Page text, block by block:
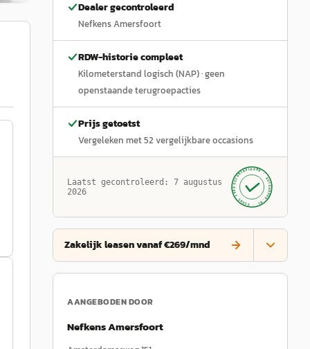
Dealer gecontroleerd
Nefkens Amersfoort
RDW-historie compleet
Kilometerstand logisch (NAP)· geen
openstaande terugroepacties
Prijs getoetst
Vergeleken met52 vergelijkbare occasions
Laatst gecontroleerd: 7 augustus
2026
GECONTROLEERD ·
AUTOKOPEN.NL
· SINDS 1999 ·
Zakelijk leasen vanaf €269/mnd
AANGEBODEN DOOR
Nefkens Amersfoort